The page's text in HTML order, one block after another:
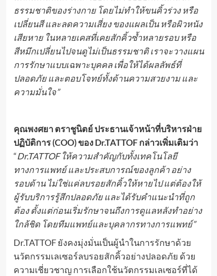
ธรรมชาติของร่างกาย โดยไม่ทำให้ขนคิ้วร่วง หรือ
เปลี่ยนสี และลดความเสี่ยง ของแผลเป็น หรือผิวหนัง
เสียหาย ในหลายเคสที่เคยสักคิ้วซ้ำหลายรอบ หรือ
สีหมึกเปลี่ยนไปจนดูไม่เป็นธรรมชาติ เราจะวางแผน
การรักษาแบบเฉพาะบุคคล เพื่อให้ได้ผลลัพธ์ที่
ปลอดภัย และตอบโจทย์ทั้งด้านความสวยงาม และ
ความมั่นใจ”
คุณพงศยา ตราชูนิตย์ ประธานเจ้าหน้าที่บริหารฝ่าย
ปฏิบัติการ (COO) ของ Dr.TATTOF กล่าวเพิ่มเติมว่า
“Dr.TATTOF ให้ความสำคัญกับทั้งเทคโนโลยี
ทางการแพทย์ และประสบการณ์ของลูกค้า อย่าง
รอบด้าน ไม่ใช่แค่ลบรอยสักคิ้วให้หายไป แต่ต้องให้
ผู้รับบริการรู้สึกปลอดภัย และได้รับคำแนะนำที่ถูก
ต้อง ตั้งแต่ก่อนเริ่มรักษาจนถึงการดูแลหลังทำอย่าง
ใกล้ชิด โดยทีมแพทย์และบุคลากรทางการแพทย์”
Dr.TATTOF ยังคงมุ่งมั่นเป็นผู้นำในการรักษาด้วย
นวัตกรรมเลเซอร์ลบรอยสักคิ้วอย่างปลอดภัย ด้วย
ความเชี่ยวชาญ การเลือกใช้นวัตกรรมเลเซอร์ที่ได้